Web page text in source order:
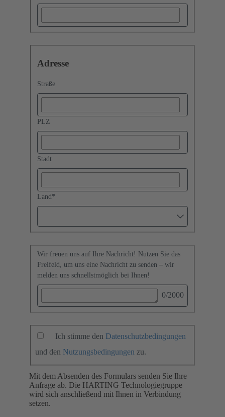
Adresse
Straße
PLZ
Stadt
Land *
Wir freuen uns auf Ihre Nachricht! Nutzen Sie das
Freifeld, um uns eine Nachricht zu senden – wir
melden uns schnellstmöglich bei Ihnen!
0/2000
Ich stimme den Datenschutzbedingungen
und den Nutzungsbedingungen zu.
Mit dem Absenden des Formulars senden Sie Ihre
Anfrage ab. Die HARTING Technologiegruppe
wird sich anschließend mit Ihnen in Verbindung
setzen.